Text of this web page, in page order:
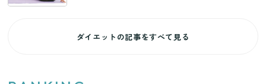
ダイエットの記事をすべて見る